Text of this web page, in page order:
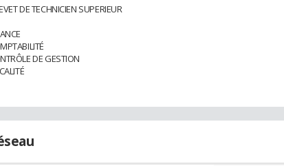
DE TECHNICIEN SUPERIEUR
DE GESTION